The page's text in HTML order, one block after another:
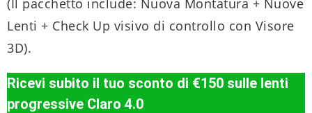
(Il pacchetto include: Nuova Montatura + Nuove
Lenti + Check Up visivo di controllo con Visore
3D).
Ricevi subito il tuo sconto di €150 sulle lenti
progressive Claro 4.0